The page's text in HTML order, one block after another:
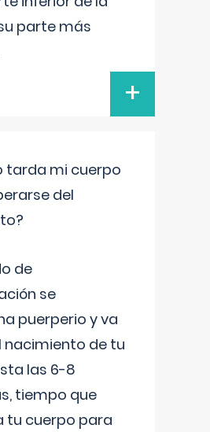
parte más
+
tarda mi cuerpo
del
de
se
puerperio y va
nacimiento de tu
las 6-8
tiempo que
tu cuerpo para